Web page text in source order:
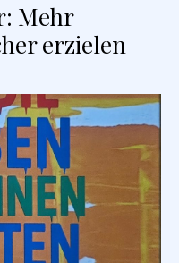
Mehr
erzielen